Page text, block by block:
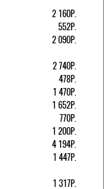
2 160Р.
552Р.
2 090Р.
2 740Р.
478Р.
1 470Р.
1 652Р.
770Р.
1 200Р.
4 194Р.
1 447Р.
1 317Р.